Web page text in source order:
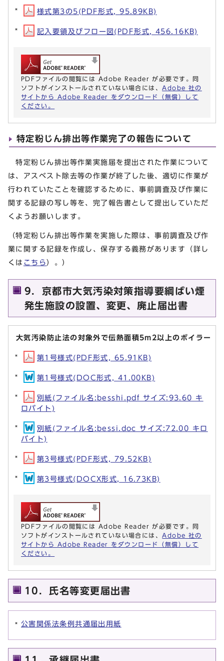
様式第3の5(PDF形式, 95.89KB)
記入要領及びフロー図(PDF形式, 456.16KB)
PDFファイルの閲覧には Adobe Reader が必要です。同
ソフトがインストールされていない場合には、 Adobe 社の
サイトから Adobe Reader をダウンロード（無償）して
ください。
特定粉じん排出等作業完了の報告について
特定粉じん排出等作業実施届を提出された作業について
は、アスベスト除去等の作業が終了した後、適切に作業が
行われていたことを確認するために、事前調査及び作業に
関する記録の写し等を、完了報告書として提出していただ
くようお願いします。
（特定粉じん排出等作業を実施した際は、事前調査及び作
業に関する記録を作成し、保存する義務があります（詳し
くは こちら ）。）
9．京都市大気汚染対策指導要綱ばい煙
発生施設の設置、変更、廃止届出書
大気汚染防止法の対象外で伝熱面積5m2以上のボイラー
第1号様式(PDF形式, 65.91KB)
第1号様式(DOC形式, 41.00KB)
別紙(ファイル名:besshi.pdf サイズ:93.60 キ
ロバイト)
別紙(ファイル名:bessi.doc サイズ:72.00 キロ
バイト)
第3号様式(PDF形式, 79.52KB)
第3号様式(DOCX形式, 16.73KB)
PDFファイルの閲覧には Adobe Reader が必要です。同
ソフトがインストールされていない場合には、 Adobe 社の
サイトから Adobe Reader をダウンロード（無償）して
ください。
10．氏名等変更届出書
公害関係法条例共通届出用紙